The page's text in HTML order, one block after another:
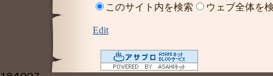
このサイト内を検索 ウェブ全体を
Edit